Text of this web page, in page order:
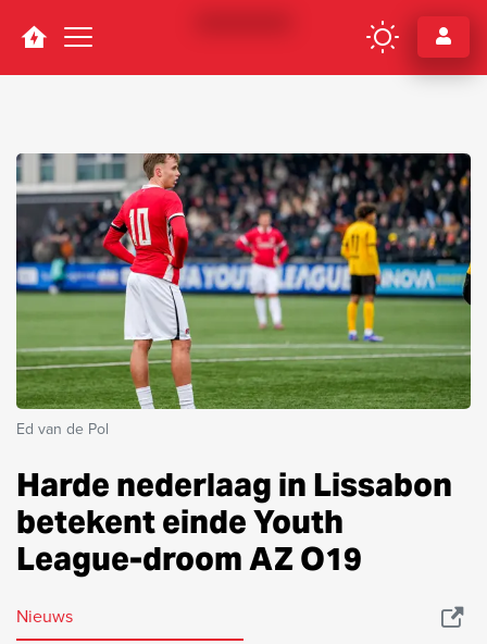
Navigation
Ed van de Pol
Harde nederlaag in Lissabon
betekent einde Youth
League-droom AZ O19
Nieuws